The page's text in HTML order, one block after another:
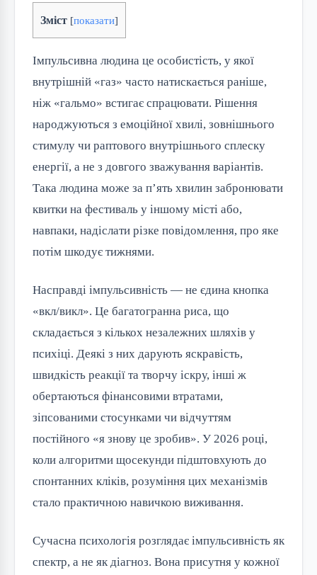
Зміст [показати]
Імпульсивна людина це особистість, у якої
внутрішній «газ» часто натискається раніше,
ніж «гальмо» встигає спрацювати. Рішення
народжуються з емоційної хвилі, зовнішнього
стимулу чи раптового внутрішнього сплеску
енергії, а не з довгого зважування варіантів.
Така людина може за п’ять хвилин забронювати
квитки на фестиваль у іншому місті або,
навпаки, надіслати різке повідомлення, про яке
потім шкодує тижнями.
Насправді імпульсивність — не єдина кнопка
«вкл/викл». Це багатогранна риса, що
складається з кількох незалежних шляхів у
психіці. Деякі з них дарують яскравість,
швидкість реакції та творчу іскру, інші ж
обертаються фінансовими втратами,
зіпсованими стосунками чи відчуттям
постійного «я знову це зробив». У 2026 році,
коли алгоритми щосекунди підштовхують до
спонтанних кліків, розуміння цих механізмів
стало практичною навичкою виживання.
Сучасна психологія розглядає імпульсивність як
спектр, а не як діагноз. Вона присутня у кожної